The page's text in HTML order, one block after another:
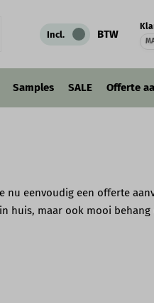
Incl. BTW
Samples SALE Offerte
eenvoudig een offerte
huis, maar ook mooi